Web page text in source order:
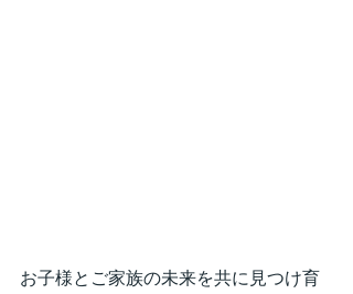
お子様とご家族の未来を共に見つけ育